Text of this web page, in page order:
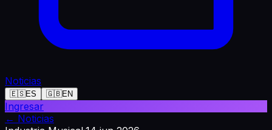
Noticias
🇪🇸ES 🇬🇧EN
Ingresar
← Noticias